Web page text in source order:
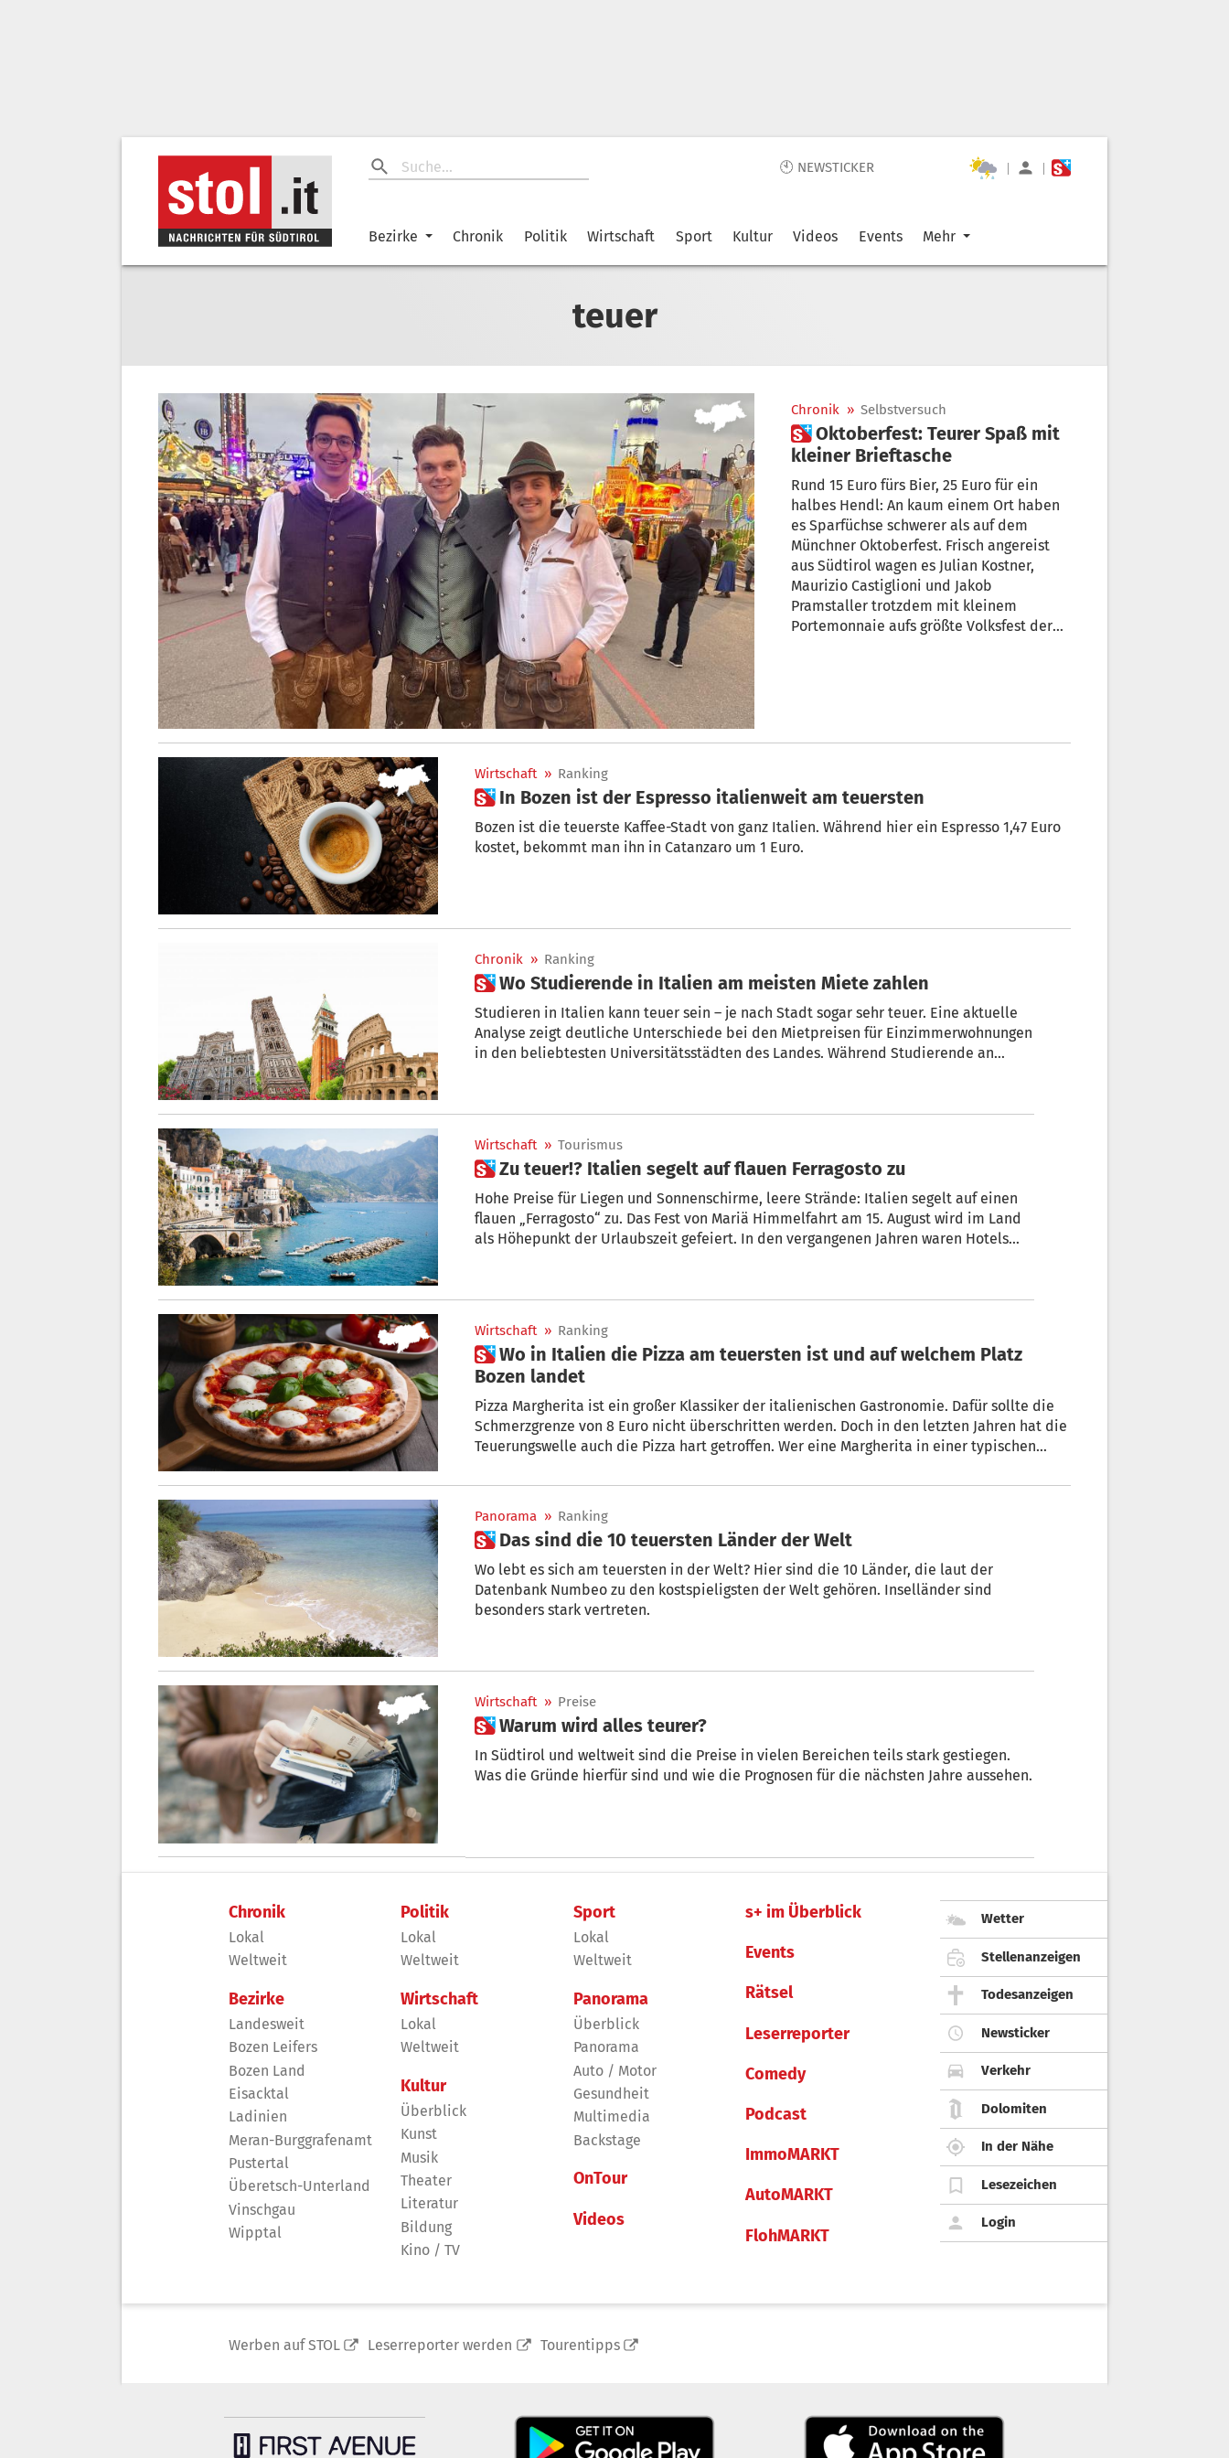
🕙 NEWSTICKER | |
Bezirke Chronik Politik Wirtschaft Sport Kultur Videos Events Mehr
teuer
Chronik » Selbstversuch
 Oktoberfest: Teurer Spaß mit
kleiner Brieftasche
Rund 15 Euro fürs Bier, 25 Euro für ein
halbes Hendl: An kaum einem Ort haben
es Sparfüchse schwerer als auf dem
Münchner Oktoberfest. Frisch angereist
aus Südtirol wagen es Julian Kostner,
Maurizio Castiglioni und Jakob
Pramstaller trotzdem mit kleinem
Portemonnaie aufs größte Volksfest der
Wirtschaft » Ranking
 In Bozen ist der Espresso italienweit am teuersten
Bozen ist die teuerste Kaffee-Stadt von ganz Italien. Während hier ein Espresso 1,47 Euro
kostet, bekommt man ihn in Catanzaro um 1 Euro.
Chronik » Ranking
 Wo Studierende in Italien am meisten Miete zahlen
Studieren in Italien kann teuer sein – je nach Stadt sogar sehr teuer. Eine aktuelle
Analyse zeigt deutliche Unterschiede bei den Mietpreisen für Einzimmerwohnungen
in den beliebtesten Universitätsstädten des Landes. Während Studierende an
Wirtschaft » Tourismus
 Zu teuer!? Italien segelt auf flauen Ferragosto zu
Hohe Preise für Liegen und Sonnenschirme, leere Strände: Italien segelt auf einen
flauen „Ferragosto“ zu. Das Fest von Mariä Himmelfahrt am 15. August wird im Land
als Höhepunkt der Urlaubszeit gefeiert. In den vergangenen Jahren waren Hotels
Wirtschaft » Ranking
 Wo in Italien die Pizza am teuersten ist und auf welchem Platz
Bozen landet
Pizza Margherita ist ein großer Klassiker der italienischen Gastronomie. Dafür sollte die
Schmerzgrenze von 8 Euro nicht überschritten werden. Doch in den letzten Jahren hat die
Teuerungswelle auch die Pizza hart getroffen. Wer eine Margherita in einer typischen
Panorama » Ranking
 Das sind die 10 teuersten Länder der Welt
Wo lebt es sich am teuersten in der Welt? Hier sind die 10 Länder, die laut der
Datenbank Numbeo zu den kostspieligsten der Welt gehören. Inselländer sind
besonders stark vertreten.
Wirtschaft » Preise
 Warum wird alles teurer?
In Südtirol und weltweit sind die Preise in vielen Bereichen teils stark gestiegen.
Was die Gründe hierfür sind und wie die Prognosen für die nächsten Jahre aussehen.
Chronik
Lokal
Weltweit
Bezirke
Landesweit
Bozen Leifers
Bozen Land
Eisacktal
Ladinien
Meran-Burggrafenamt
Pustertal
Überetsch-Unterland
Vinschgau
Wipptal
Politik
Lokal
Weltweit
Wirtschaft
Lokal
Weltweit
Kultur
Überblick
Kunst
Musik
Theater
Literatur
Bildung
Kino / TV
Sport
Lokal
Weltweit
Panorama
Überblick
Panorama
Auto / Motor
Gesundheit
Multimedia
Backstage
OnTour
Videos
s+ im Überblick
Events
Rätsel
Leserreporter
Comedy
Podcast
ImmoMARKT
AutoMARKT
FlohMARKT
Wetter
Stellenanzeigen
Todesanzeigen
Newsticker
Verkehr
Dolomiten
In der Nähe
Lesezeichen
Login
Werben auf STOL Leserreporter werden Tourentipps